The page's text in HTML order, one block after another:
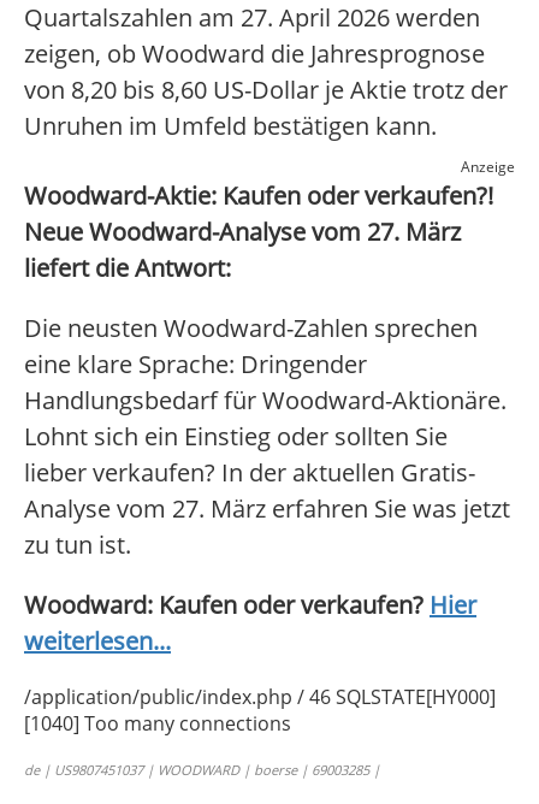
Quartalszahlen am 27. April 2026 werden
zeigen, ob Woodward die Jahresprognose
von 8,20 bis 8,60 US-Dollar je Aktie trotz der
Unruhen im Umfeld bestätigen kann.
Anzeige
Woodward-Aktie: Kaufen oder verkaufen?!
Neue Woodward-Analyse vom 27. März
liefert die Antwort:
Die neusten Woodward-Zahlen sprechen
eine klare Sprache: Dringender
Handlungsbedarf für Woodward-Aktionäre.
Lohnt sich ein Einstieg oder sollten Sie
lieber verkaufen? In der aktuellen Gratis-
Analyse vom 27. März erfahren Sie was jetzt
zu tun ist.
Woodward: Kaufen oder verkaufen? Hier
weiterlesen...
/application/public/index.php / 46 SQLSTATE[HY000]
[1040] Too many connections
de | US9807451037 | WOODWARD | boerse | 69003285 |